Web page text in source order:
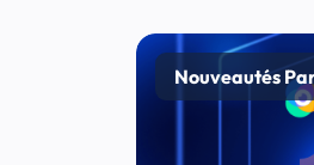
Nouveautés